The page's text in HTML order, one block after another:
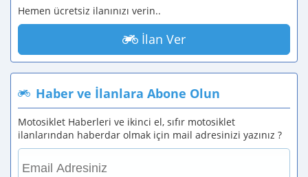
Hemen ücretsiz ilanınızı verin..
İlan Ver
Haber ve İlanlara Abone Olun
Motosiklet Haberleri ve ikinci el, sıfır motosiklet
ilanlarından haberdar olmak için mail adresinizi yazınız ?